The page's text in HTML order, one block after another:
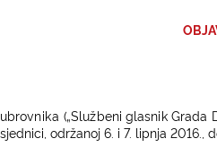
ubrovnika ( „SlužbeniglasnikGrada
sjednici , održanoj 6. i 7. lipnja 2016.,